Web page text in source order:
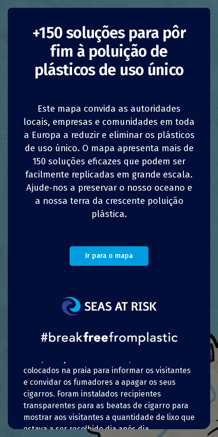
Proibição de fumar
na praia Bibione
Itália
Autoridades Públicas
Na praia Bibione, no município de San Michele
al Tagliamento (Veneza), teve início em 2011
uma campanha de sensibilização para praias
limpas e sem fumo. Foi criada uma área “Livre
de Fumo” na praia e foram colocados cartazes
pedindo às pessoas para não fumarem lá. Um
total de 1.500 questionários, em várias línguas,
foram distribuídos para avaliar a aprovação
pública da iniciativa: 65% dos inquiridos
favoráveis na condição de serem criadas áreas
para fumadores.
introduziu uma proibição de fumar em
estabelecimentos de praia, com multas para os
delle Fornaci, perto de Savona, e a praia de
Bibione, juntaram-se à iniciativa. Foi imposta
colocados na praia para informar os visitantes
e convidar os fumadores a apagar os seus
cigarros. Foram instalados recipientes
transparentes para as beatas de cigarro para
mostrar aos visitantes a quantidade de lixo que
estava a ser recolhido dia após dia.
1 PARTILHAR z PARTILHAR
4 PARTILHAR PARTILHAR
+150 soluções para pôr
fim à poluição de
plásticos de uso único
Este mapa convida as autoridades
locais, empresas e comunidades em toda
a Europa a reduzir e eliminar os plásticos
de uso único. O mapa apresenta mais de
150 soluções eficazes que podem ser
facilmente replicadas em grande escala.
Ajude-nos a preservar o nosso oceano e
a nossa terra da crescente poluição
plástica.
Ir para o mapa
1 PARTILHAR z PARTILHAR
4 PARTILHAR PARTILHAR